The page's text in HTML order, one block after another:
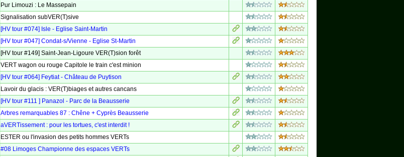
Pur Limouzi : Le Massepain
Signalisation subVER(T)sive
[HV tour #074] Isle - Eglise Saint-Martin
[HV tour #047] Condat-s/Vienne - Eglise St-Martin
[HV tour #149] Saint-Jean-Ligoure VER(T)sion forêt
VERT wagon ou rouge Capitole le train c'est minion
[HV tour #064] Feytiat - Château de Puytison
Lavoir du glacis : VER(T)biages et autres cancans
[HV tour #111 ] Panazol - Parc de la Beausserie
Arbres remarquables 87 : Chêne + Cyprès Beausserie
aVERTissement : pour les tortues, c'est interdit !
ESTER ou l'invasion des petits hommes VERTs
#08 Limoges Championne des espaces VERTs